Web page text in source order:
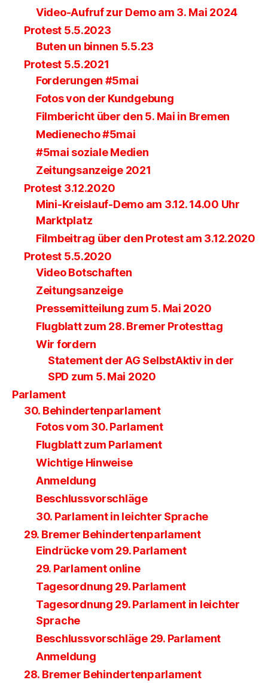
Video-Aufruf zur Demo am 3. Mai 2024
Protest 5.5.2023
Buten un binnen 5.5.23
Protest 5.5.2021
Forderungen #5mai
Fotos von der Kundgebung
Filmbericht über den 5. Mai in Bremen
Medienecho #5mai
#5mai soziale Medien
Zeitungsanzeige 2021
Protest 3.12.2020
Mini-Kreislauf-Demo am 3.12. 14.00 Uhr
Marktplatz
Filmbeitrag über den Protest am 3.12.2020
Protest 5.5.2020
Video Botschaften
Zeitungsanzeige
Pressemitteilung zum 5. Mai 2020
Flugblatt zum 28. Bremer Protesttag
Wir fordern
Statement der AG SelbstAktiv in der
SPD zum 5. Mai 2020
Parlament
30. Behindertenparlament
Fotos vom 30. Parlament
Flugblatt zum Parlament
Wichtige Hinweise
Anmeldung
Beschlussvorschläge
30. Parlament in leichter Sprache
29. Bremer Behindertenparlament
Eindrücke vom 29. Parlament
29. Parlament online
Tagesordnung 29. Parlament
Tagesordnung 29. Parlament in leichter
Sprache
Beschlussvorschläge 29. Parlament
Anmeldung
28. Bremer Behindertenparlament